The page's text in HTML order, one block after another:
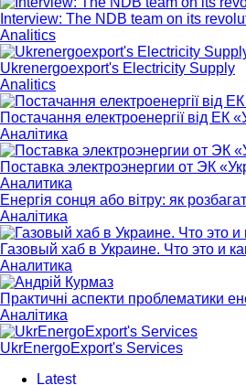
Interview: The NDB team on its
Analitics
Ukrenergoexport's Electricity Supply
Analitics
Постачання електроенергії від ЕК
Аналітика
Поставка электроэнергии от ЭК
Аналитика
Енергія сонця або вітру: як
Аналітика
Газовый хаб в Украине. Что это и
Аналитика
Практичні аспекти проблематики
Аналітика
UkrEnergoExport's Services
Latest